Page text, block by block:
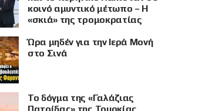
κοινό αμυντικό μέτωπο – Η
«σκιά» της τρομοκρατίας
Ώρα μηδέν για την Ιερά Μονή
στο Σινά
Το δόγμα της «Γαλάζιας